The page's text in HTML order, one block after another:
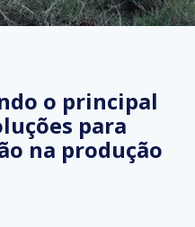
o principal
para
na produção